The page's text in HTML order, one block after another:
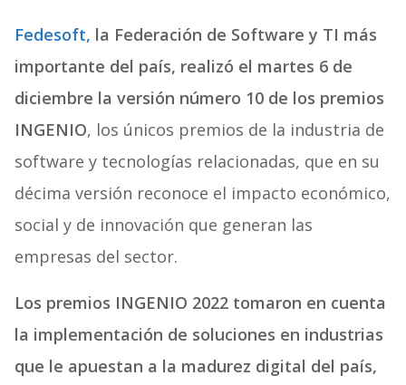
Fedesoft, la Federación de Software y TI más
importante del país, realizó el martes 6 de
diciembre la versión número 10 de los premios
INGENIO, los únicos premios de la industria de
software y tecnologías relacionadas, que en su
décima versión reconoce el impacto económico,
social y de innovación que generan las
empresas del sector.
Los premios INGENIO 2022 tomaron en cuenta
la implementación de soluciones en industrias
que le apuestan a la madurez digital del país,